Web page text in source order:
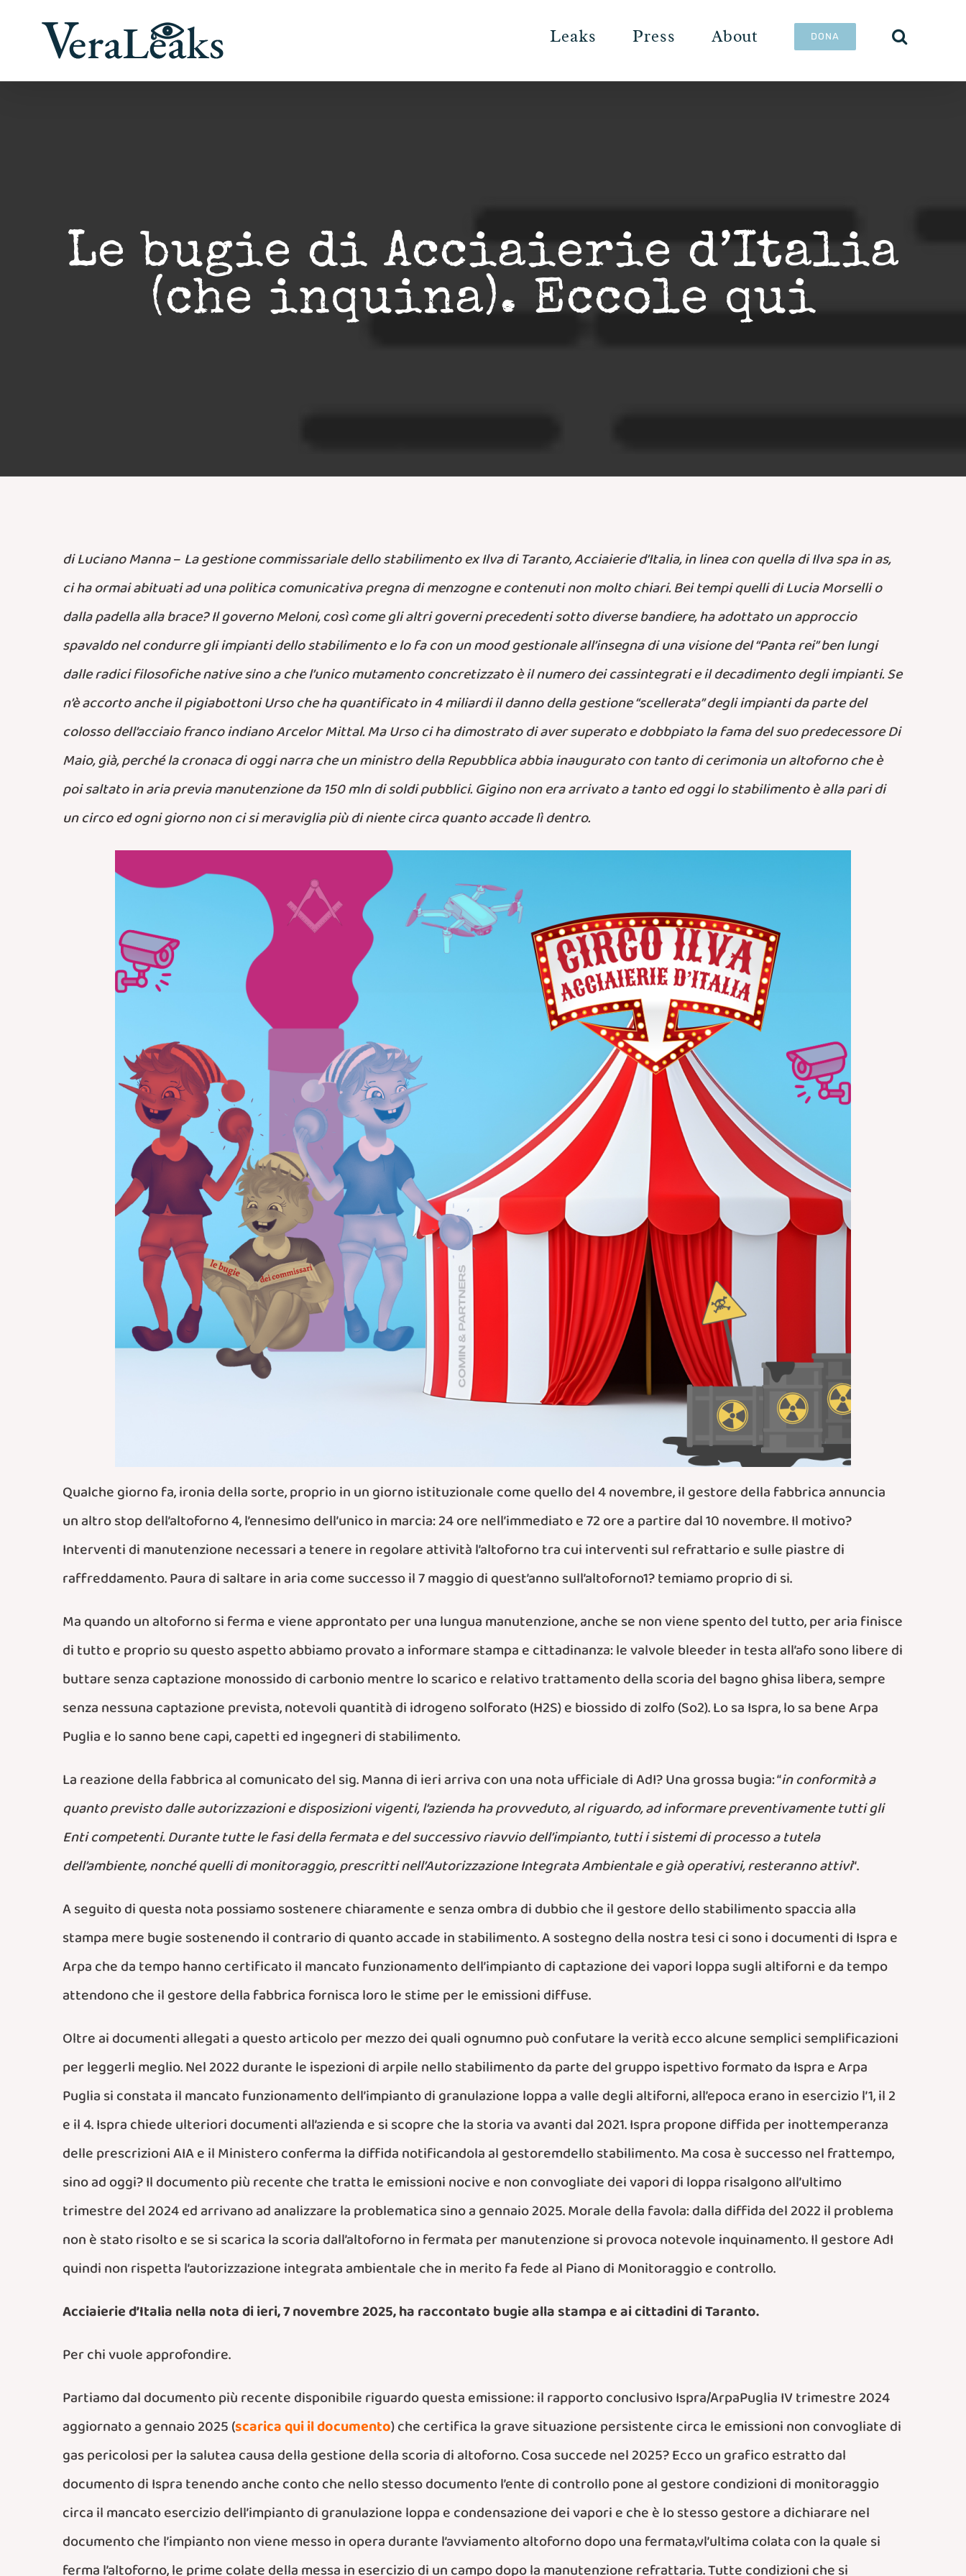
Leaks Press About DONA
Le bugie di Acciaierie d’Italia
(che inquina). Eccole qui
di Luciano Manna–La gestione commissariale dello stabilimento ex Ilva di Taranto, Acciaierie d’Italia, in linea con quella di Ilva spa in as,
ci ha ormai abituati ad una politica comunicativa pregna di menzogne e contenuti non molto chiari. Bei tempi quelli di Lucia Morselli o
dalla padella alla brace? Il governo Meloni, così come gli altri governi precedenti sotto diverse bandiere, ha adottato un approccio
spavaldo nel condurre gli impianti dello stabilimento e lo fa con un mood gestionale all’insegna di una visione del “Panta rei” ben lungi
dalle radici filosofiche native sino a che l’unico mutamento concretizzato è il numero dei cassintegrati e il decadimento degli impianti. Se
n’è accorto anche il pigiabottoni Urso che ha quantificato in 4 miliardi il danno della gestione “scellerata” degli impianti da parte del
colosso dell’acciaio franco indiano Arcelor Mittal. Ma Urso ci ha dimostrato di aver superato e dobbpiato la fama del suo predecessore Di
Maio, già, perché la cronaca di oggi narra che un ministro della Repubblica abbia inaugurato con tanto di cerimonia un altoforno che è
poi saltato in aria previa manutenzione da 150 mln di soldi pubblici. Gigino non era arrivato a tanto ed oggi lo stabilimento è alla pari di
un circo ed ogni giorno non ci si meraviglia più di niente circa quanto accade lì dentro.
Qualche giorno fa, ironia della sorte, proprio in un giorno istituzionale come quello del 4 novembre, il gestore della fabbrica annuncia
un altro stop dell’altoforno 4, l’ennesimo dell’unico in marcia: 24 ore nell’immediato e 72 ore a partire dal 10 novembre. Il motivo?
Interventi di manutenzione necessari a tenere in regolare attività l’altoforno tra cui interventi sul refrattario e sulle piastre di
raffreddamento. Paura di saltare in aria come successo il 7 maggio di quest’anno sull’altoforno1? temiamo proprio di si.
Ma quando un altoforno si ferma e viene approntato per una lungua manutenzione, anche se non viene spento del tutto, per aria finisce
di tutto e proprio su questo aspetto abbiamo provato a informare stampa e cittadinanza: le valvole bleeder in testa all’afo sono libere di
buttare senza captazione monossido di carbonio mentre lo scarico e relativo trattamento della scoria del bagno ghisa libera, sempre
senza nessuna captazione prevista, notevoli quantità di idrogeno solforato (H2S) e biossido di zolfo (So2). Lo sa Ispra, lo sa bene Arpa
Puglia e lo sanno bene capi, capetti ed ingegneri di stabilimento.
La reazione della fabbrica al comunicato del sig. Manna di ieri arriva con una nota ufficiale di AdI? Una grossa bugia: “in conformità a
quanto previsto dalle autorizzazioni e disposizioni vigenti, l’azienda ha provveduto, al riguardo, ad informare preventivamente tutti gli
Enti competenti. Durante tutte le fasi della fermata e del successivo riavvio dell’impianto, tutti i sistemi di processo a tutela
dell’ambiente, nonché quelli di monitoraggio, prescritti nell’Autorizzazione Integrata Ambientale e già operativi, resteranno attivi“.
A seguito di questa nota possiamo sostenere chiaramente e senza ombra di dubbio che il gestore dello stabilimento spaccia alla
stampa mere bugie sostenendo il contrario di quanto accade in stabilimento. A sostegno della nostra tesi ci sono i documenti di Ispra e
Arpa che da tempo hanno certificato il mancato funzionamento dell’impianto di captazione dei vapori loppa sugli altiforni e da tempo
attendono che il gestore della fabbrica fornisca loro le stime per le emissioni diffuse.
Oltre ai documenti allegati a questo articolo per mezzo dei quali ognumno può confutare la verità ecco alcune semplici semplificazioni
per leggerli meglio. Nel 2022 durante le ispezioni di arpile nello stabilimento da parte del gruppo ispettivo formato da Ispra e Arpa
Puglia si constata il mancato funzionamento dell’impianto di granulazione loppa a valle degli altiforni, all’epoca erano in esercizio l’1, il 2
e il 4. Ispra chiede ulteriori documenti all’azienda e si scopre che la storia va avanti dal 2021. Ispra propone diffida per inottemperanza
delle prescrizioni AIA e il Ministero conferma la diffida notificandola al gestoremdello stabilimento. Ma cosa è successo nel frattempo,
sino ad oggi? Il documento più recente che tratta le emissioni nocive e non convogliate dei vapori di loppa risalgono all’ultimo
trimestre del 2024 ed arrivano ad analizzare la problematica sino a gennaio 2025. Morale della favola: dalla diffida del 2022 il problema
non è stato risolto e se si scarica la scoria dall’altoforno in fermata per manutenzione si provoca notevole inquinamento. Il gestore AdI
quindi non rispetta l’autorizzazione integrata ambientale che in merito fa fede al Piano di Monitoraggio e controllo.
Acciaierie d’Italia nella nota di ieri, 7 novembre 2025, ha raccontato bugie alla stampa e ai cittadini di Taranto.
Per chi vuole approfondire.
Partiamo dal documento più recente disponibile riguardo questa emissione: il rapporto conclusivo Ispra/ArpaPuglia IV trimestre 2024
aggiornato a gennaio 2025 (scarica qui il documento) che certifica la grave situazione persistente circa le emissioni non convogliate di
gas pericolosi per la salutea causa della gestione della scoria di altoforno. Cosa succede nel 2025? Ecco un grafico estratto dal
documento di Ispra tenendo anche conto che nello stesso documento l’ente di controllo pone al gestore condizioni di monitoraggio
circa il mancato esercizio dell’impianto di granulazione loppa e condensazione dei vapori e che è lo stesso gestore a dichiarare nel
documento che l’impianto non viene messo in opera durante l’avviamento altoforno dopo una fermata,vl’ultima colata con la quale si